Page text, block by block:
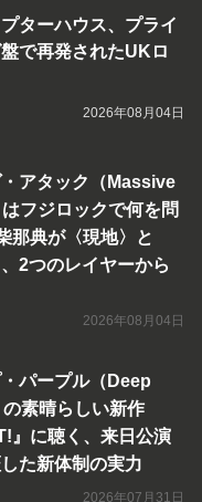
ターハウス、プライ
で再発されたUKロ
2026年08月04日
アタック（Massive
フジロックで何を問
典が〈現地〉と
、2つのレイヤーから
2026年08月04日
パープル（Deep
素晴らしい新作
』に聴く、来日公演
た新体制の実力
2026年07月31日